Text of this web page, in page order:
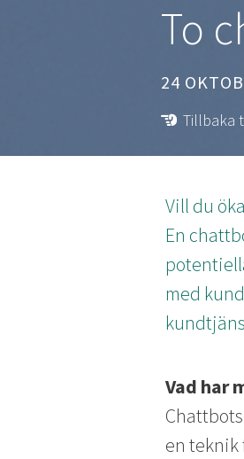
To
24
Tillbaka
Vill du
En
med
Vad har
en teknik